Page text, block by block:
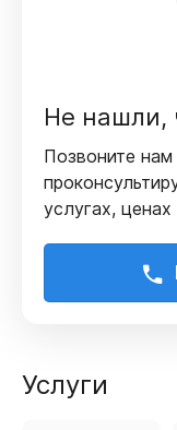
Не нашли,
Позвоните
услугах,
Услуги